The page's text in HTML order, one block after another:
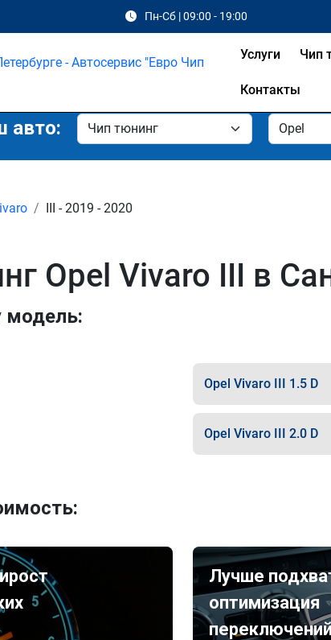
Пн-Сб | 09:00 - 19:00
Услуги Чип
Контакты
авто:
III - 2019 - 2020
Opel Vivaro III в
модель:
Opel Vivaro III 1.5 D
Opel Vivaro III 2.0 D
Лучше
оптимизация